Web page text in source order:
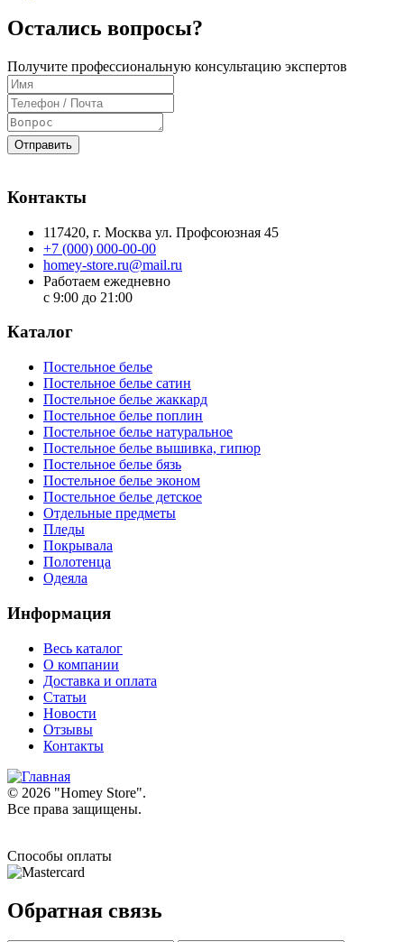
Остались вопросы?
Получите профессиональную консультацию экспертов
Отправить
Контакты
117420, г. Москва ул. Профсоюзная 45
+7 (000) 000-00-00
homey-store.ru@mail.ru
Работаем ежедневно
с 9:00 до 21:00
Каталог
Постельное белье
Постельное белье сатин
Постельное белье жаккард
Постельное белье поплин
Постельное белье натуральное
Постельное белье вышивка, гипюр
Постельное белье бязь
Постельное белье эконом
Постельное белье детское
Отдельные предметы
Пледы
Покрывала
Полотенца
Одеяла
Информация
Весь каталог
О компании
Доставка и оплата
Статьи
Новости
Отзывы
Контакты
© 2026 "Homey Store".
Все права защищены.
Способы оплаты
Обратная связь